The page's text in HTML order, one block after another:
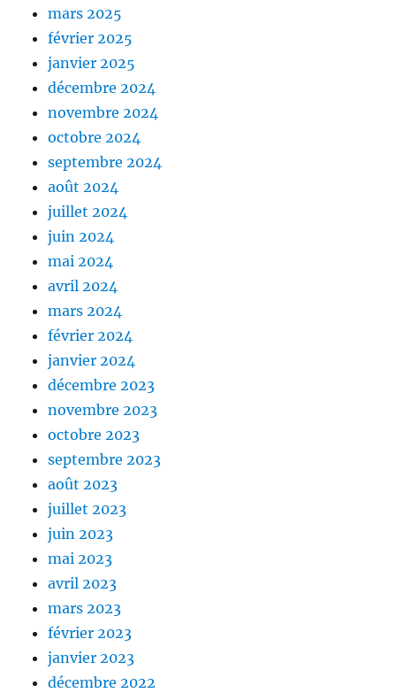
mars 2025
février 2025
janvier 2025
décembre 2024
novembre 2024
octobre 2024
septembre 2024
août 2024
juillet 2024
juin 2024
mai 2024
avril 2024
mars 2024
février 2024
janvier 2024
décembre 2023
novembre 2023
octobre 2023
septembre 2023
août 2023
juillet 2023
juin 2023
mai 2023
avril 2023
mars 2023
février 2023
janvier 2023
décembre 2022